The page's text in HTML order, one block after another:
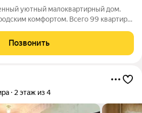
уютный малоквартирный дом.
комфортом. Всего 99 квартир!
благ цивилизации. Комплекс
Позвонить
2 этаж из 4